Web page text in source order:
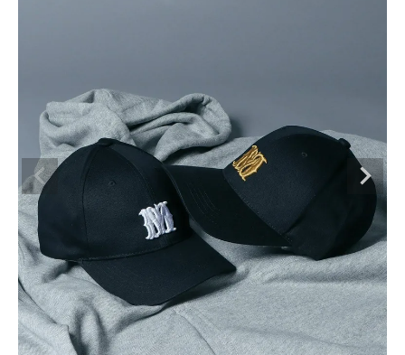
新商品
カテゴリー
スタイリング
ニュース・特集
ランキング
お問い合わせ